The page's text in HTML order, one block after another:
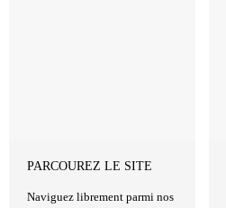
PARCOUREZ LE SITE
Naviguez librement parmi nos